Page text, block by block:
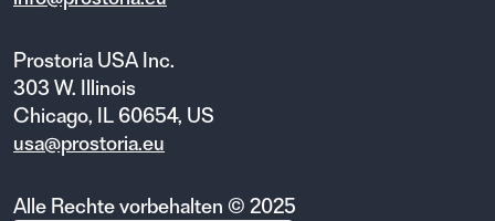
Prostoria USA Inc.
303 W. Illinois
Chicago, IL 60654, US
usa@prostoria.eu
Alle Rechte vorbehalten © 2025